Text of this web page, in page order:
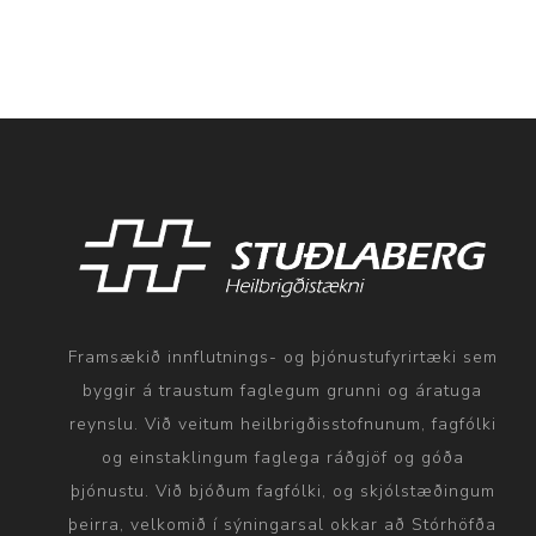
Framsækið innflutnings- og þjónustufyrirtæki sem
byggir á traustum faglegum grunni og áratuga
reynslu. Við veitum heilbrigðisstofnunum, fagfólki
og einstaklingum faglega ráðgjöf og góða
þjónustu. Við bjóðum fagfólki, og skjólstæðingum
þeirra, velkomið í sýningarsal okkar að Stórhöfða